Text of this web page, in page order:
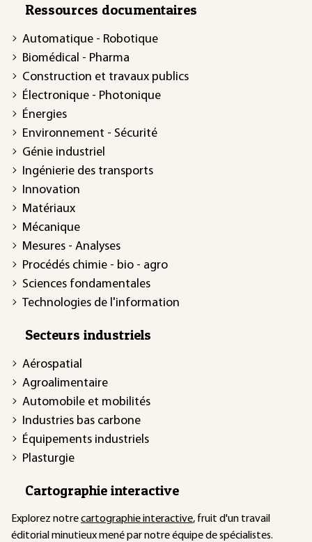
Ressources documentaires
Automatique - Robotique
Biomédical - Pharma
Construction et travaux publics
Électronique - Photonique
Énergies
Environnement - Sécurité
Génie industriel
Ingénierie des transports
Innovation
Matériaux
Mécanique
Mesures - Analyses
Procédés chimie - bio - agro
Sciences fondamentales
Technologies de l'information
Secteurs industriels
Aérospatial
Agroalimentaire
Automobile et mobilités
Industries bas carbone
Équipements industriels
Plasturgie
Cartographie interactive
Explorez notrecartographie interactive, fruit d'un travail
éditorial minutieux mené par notre équipe de spécialistes.